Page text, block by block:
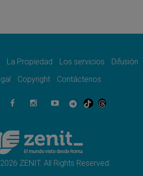
para todo el Uruguay
XIV: La revolución del Evangelio
en Ceuta: caridad y esperanza
del Papa a Perú será un tiempo de
reconciliación y esperanza
La Propiedad Los servicios
Difusión
Copyright Contáctenos
ZENIT. All Rights Reserved.